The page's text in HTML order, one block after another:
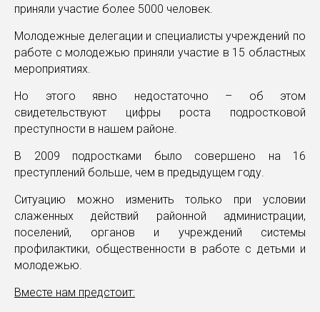
приняли участие более 5000 человек.
Молодежные делегации и специалисты учреждений по
работе с молодежью приняли участие в 15 областных
мероприятиях.
Но этого явно недостаточно – об этом
свидетельствуют цифры роста подростковой
преступности в нашем районе.
В 2009 подростками было совершено на 16
преступлений больше, чем в предыдущем году.
Ситуацию можно изменить только при условии
слаженных действий районной администрации,
поселений, органов и учреждений системы
профилактики, общественности в работе с детьми и
молодежью.
Вместе нам предстоит: